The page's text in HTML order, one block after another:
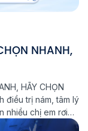
NHANH,
HÃY CHỌN
điều trị nám, tâm lý
nhiều chị em rơi
Phòng khám